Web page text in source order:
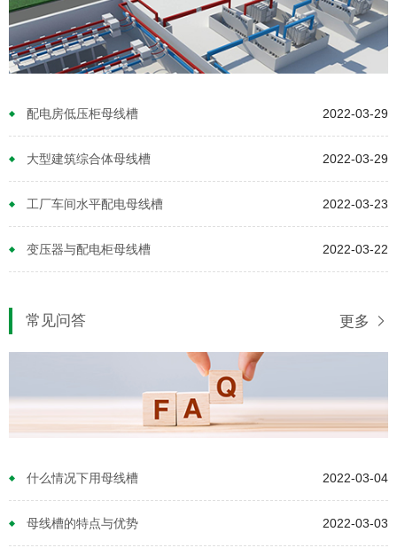
配电房低压柜母线槽 2022-03-29
大型建筑综合体母线槽 2022-03-29
工厂车间水平配电母线槽 2022-03-23
变压器与配电柜母线槽 2022-03-22
更多
常见问答
什么情况下用母线槽 2022-03-04
母线槽的特点与优势 2022-03-03